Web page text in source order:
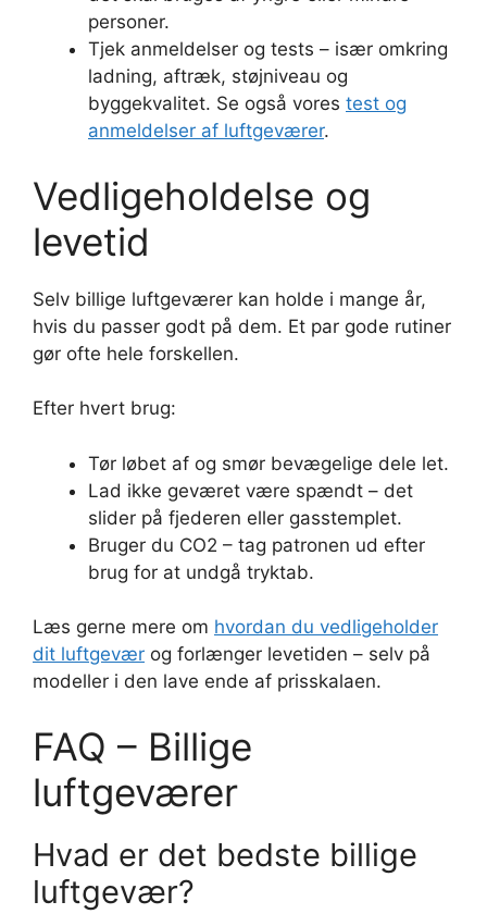
personer.
Tjek anmeldelser og tests – især omkring
ladning, aftræk, støjniveau og
byggekvalitet. Se også vores test og
anmeldelser af luftgeværer.
Vedligeholdelse og
levetid
Selv billige luftgeværer kan holde i mange år,
hvis du passer godt på dem. Et par gode rutiner
gør ofte hele forskellen.
Efter hvert brug:
Tør løbet af og smør bevægelige dele let.
Lad ikke geværet være spændt – det
slider på fjederen eller gasstemplet.
Bruger du CO2 – tag patronen ud efter
brug for at undgå tryktab.
Læs gerne mere om hvordan du vedligeholder
dit luftgevær og forlænger levetiden – selv på
modeller i den lave ende af prisskalaen.
FAQ – Billige
luftgeværer
Hvad er det bedste billige
luftgevær?